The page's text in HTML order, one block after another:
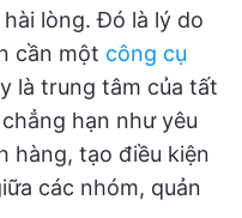
lòng. Đó là lý do
cần một công cụ
là trung tâm của tất
hạn như yêu
hàng, tạo điều kiện
các nhóm, quản